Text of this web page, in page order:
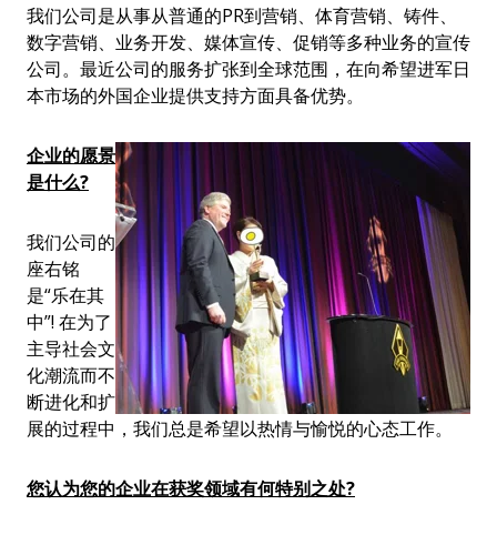
我们公司是从事从普通的PR到营销、体育营销、铸件、
数字营销、业务开发、媒体宣传、促销等多种业务的宣传
公司。最近公司的服务扩张到全球范围，在向希望进军日
本市场的外国企业提供支持方面具备优势。
企业的愿景
是什么?
我们公司的
座右铭
是“乐在其
中”! 在为了
主导社会文
化潮流而不
断进化和扩
展的过程中，我们总是希望以热情与愉悦的心态工作。
您认为您的企业在获奖领域有何特别之处?